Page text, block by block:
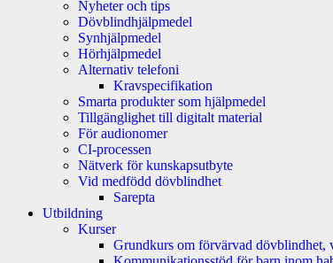
Nyheter och tips
Dövblindhjälpmedel
Synhjälpmedel
Hörhjälpmedel
Alternativ telefoni
Kravspecifikation
Smarta produkter som hjälpmedel
Tillgänglighet till digitalt material
För audionomer
CI-processen
Nätverk för kunskapsutbyte
Vid medfödd dövblindhet
Sarepta
Utbildning
Kurser
Grundkurs om förvärvad dövblindhet,